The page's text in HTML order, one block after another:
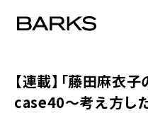
【連載】「藤田麻衣子
case40〜考え方し